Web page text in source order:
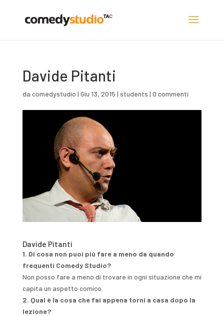
Davide Pitanti
da comedystudio | Giu 13, 2015 | students | 0 commenti
Davide Pitanti
1. Di cosa non puoi più fare a meno da quando
frequenti Comedy Studio?
Non posso fare a meno di trovare in ogni situazione che mi
capita un aspetto comico.
2. Qual è la cosa che fai appena torni a casa dopo la
lezione?